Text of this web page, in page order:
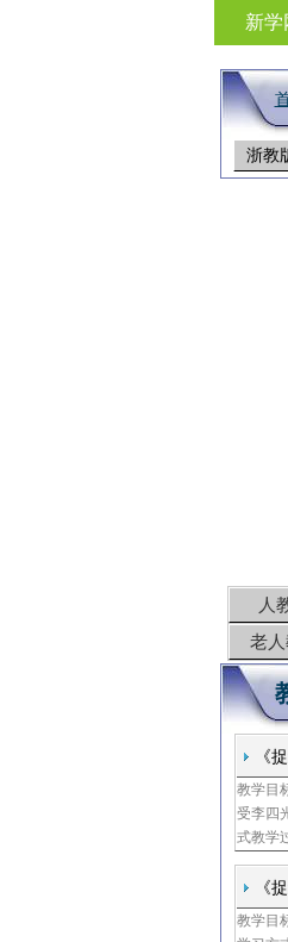
新学
浙教
人
老
《
教学目
受李四
式教学
了什么
的颜色
《
教学目